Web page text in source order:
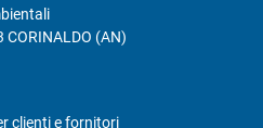
CORINALDO (AN)
clienti e fornitori